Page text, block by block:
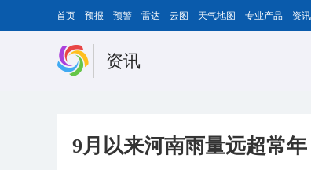
首页 预报 预警 雷达 云图 天气地图 专业产品 资讯
资讯
9月以来河南雨量远超常